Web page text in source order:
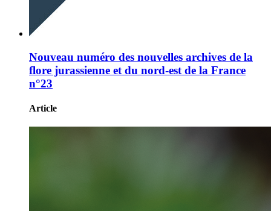
Nouveau numéro des nouvelles archives de la
flore jurassienne et du nord-est de la France
n°23
Article